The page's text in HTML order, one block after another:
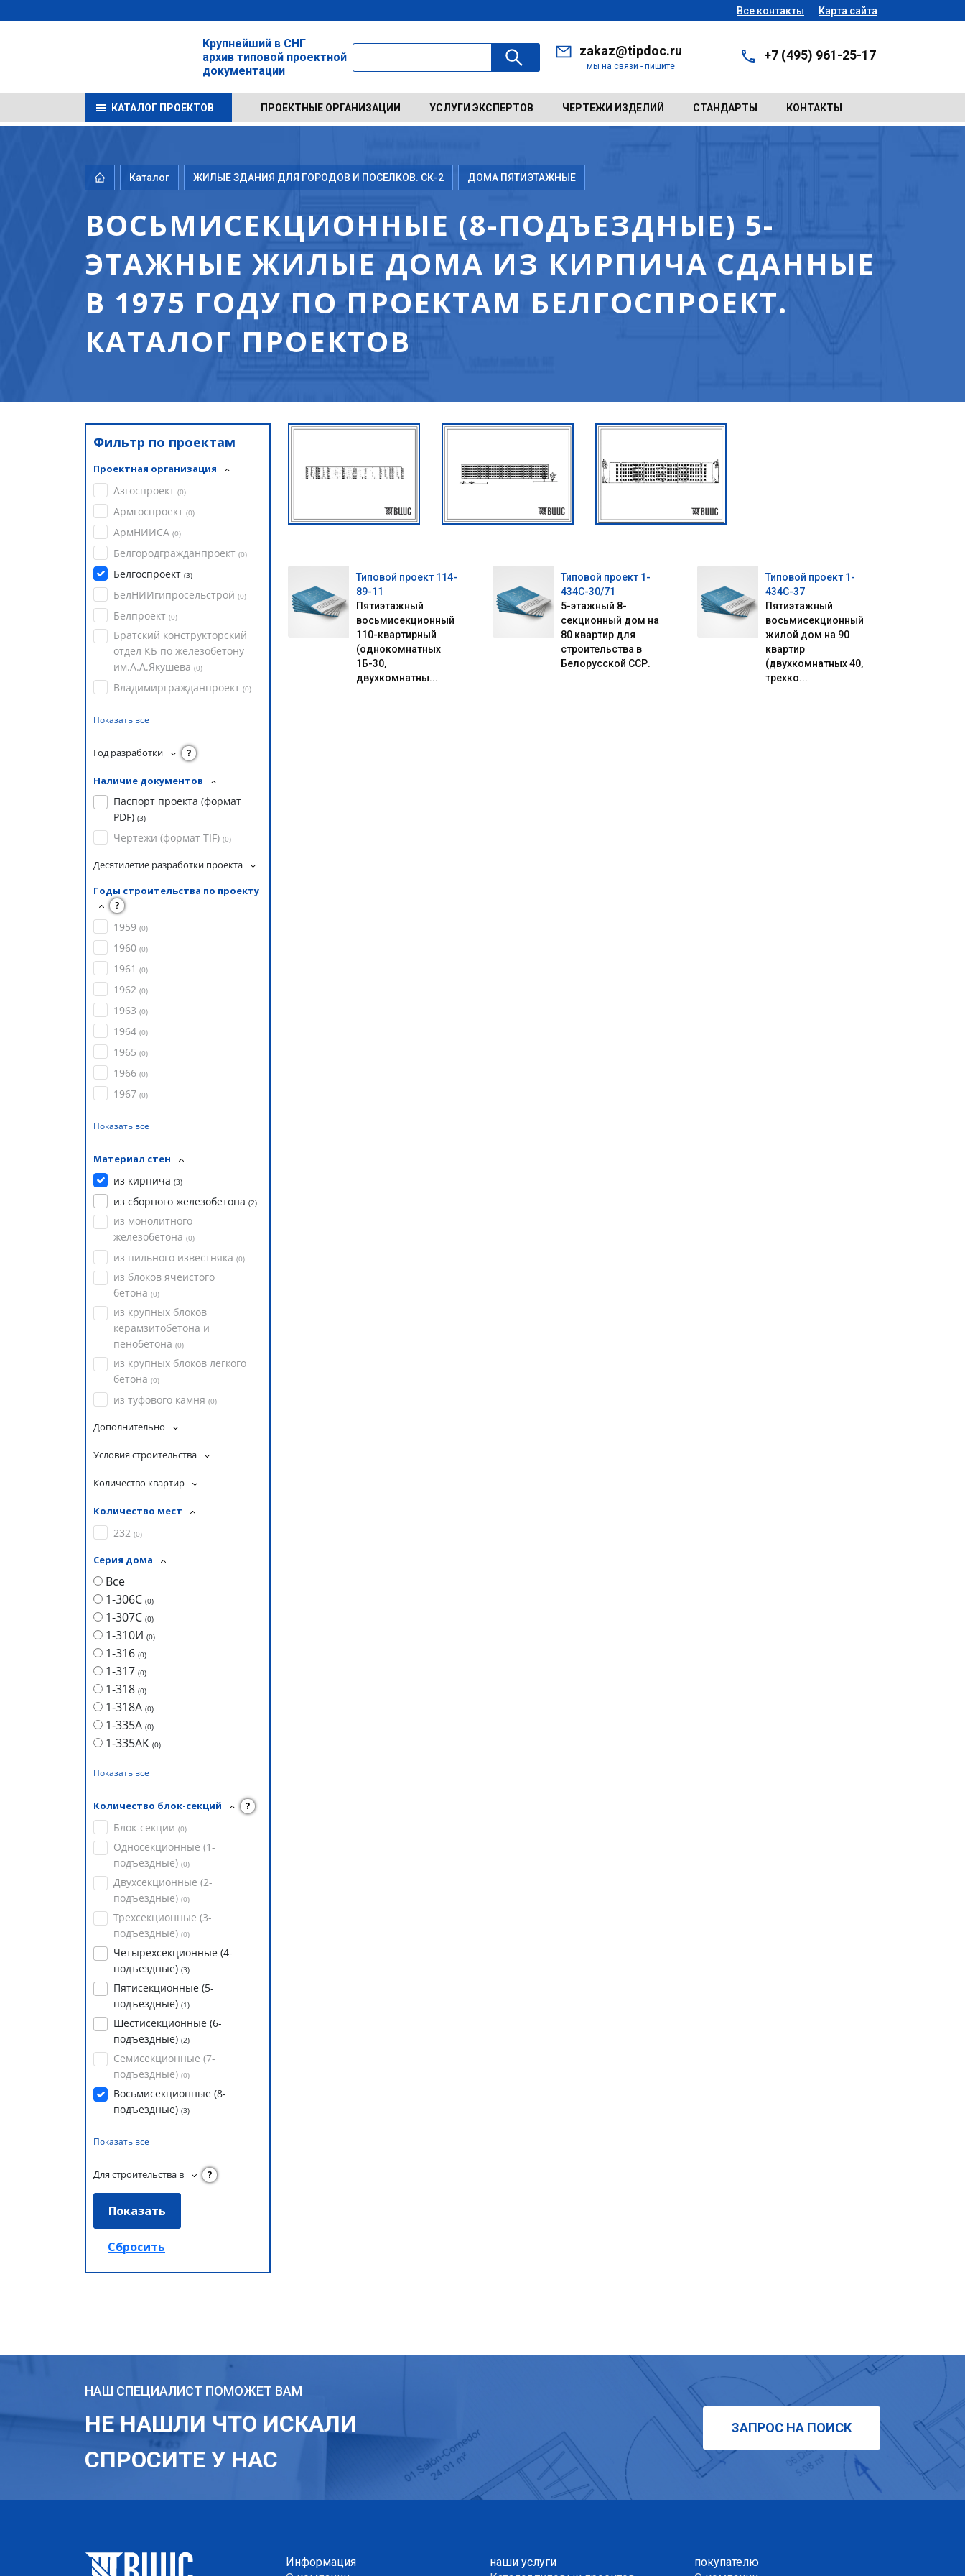
Все контакты Карта сайта
Крупнейший в СНГ
архив типовой проектной
документации
zakaz@tipdoc.ru
мы на связи - пишите
+7 (495) 961-25-17
КАТАЛОГ ПРОЕКТОВ ПРОЕКТНЫЕ ОРГАНИЗАЦИИ УСЛУГИ ЭКСПЕРТОВ ЧЕРТЕЖИ ИЗДЕЛИЙ СТАНДАРТЫ КОНТАКТЫ
Каталог ЖИЛЫЕ ЗДАНИЯ ДЛЯ ГОРОДОВ И ПОСЕЛКОВ. СК-2 ДОМА ПЯТИЭТАЖНЫЕ
ВОСЬМИСЕКЦИОННЫЕ (8-ПОДЪЕЗДНЫЕ) 5-
ЭТАЖНЫЕ ЖИЛЫЕ ДОМА ИЗ КИРПИЧА СДАННЫЕ
В 1975 ГОДУ ПО ПРОЕКТАМ БЕЛГОСПРОЕКТ.
КАТАЛОГ ПРОЕКТОВ
Фильтр по проектам
Проектная организация
Азгоспроект (0)
Армгоспроект (0)
АрмНИИСА (0)
Белгородгражданпроект (0)
Белгоспроект (3)
БелНИИгипросельстрой (0)
Белпроект (0)
Братский конструкторский
отдел КБ по железобетону
им.А.А.Якушева (0)
Владимиргражданпроект (0)
Показать все
Год разработки ?
Наличие документов
Паспорт проекта (формат
PDF) (3)
Чертежи (формат TIF) (0)
Десятилетие разработки проекта
Годы строительства по проекту
?
1959 (0)
1960 (0)
1961 (0)
1962 (0)
1963 (0)
1964 (0)
1965 (0)
1966 (0)
1967 (0)
Показать все
Материал стен
из кирпича (3)
из сборного железобетона (2)
из монолитного
железобетона (0)
из пильного известняка (0)
из блоков ячеистого
бетона (0)
из крупных блоков
керамзитобетона и
пенобетона (0)
из крупных блоков легкого
бетона (0)
из туфового камня (0)
Дополнительно
Условия строительства
Количество квартир
Количество мест
232 (0)
Серия дома
Все
1-306С (0)
1-307С (0)
1-310И (0)
1-316 (0)
1-317 (0)
1-318 (0)
1-318А (0)
1-335А (0)
1-335АК (0)
Показать все
Количество блок-секций ?
Блок-секции (0)
Односекционные (1-
подъездные) (0)
Двухсекционные (2-
подъездные) (0)
Трехсекционные (3-
подъездные) (0)
Четырехсекционные (4-
подъездные) (3)
Пятисекционные (5-
подъездные) (1)
Шестисекционные (6-
подъездные) (2)
Семисекционные (7-
подъездные) (0)
Восьмисекционные (8-
подъездные) (3)
Показать все
Для строительства в ?
Типовой проект 114-
89-11
Пятиэтажный
восьмисекционный
110-квартирный
(однокомнатных
1Б-30,
двухкомнатны...
Типовой проект 1-
434С-30/71
5-этажный 8-
секционный дом на
80 квартир для
строительства в
Белорусской ССР.
Типовой проект 1-
434С-37
Пятиэтажный
восьмисекционный
жилой дом на 90
квартир
(двухкомнатных 40,
трехко...
НАШ СПЕЦИАЛИСТ ПОМОЖЕТ ВАМ
НЕ НАШЛИ ЧТО ИСКАЛИ
СПРОСИТЕ У НАС
ЗАПРОС НА ПОИСК
Информация
наши услуги
покупателю